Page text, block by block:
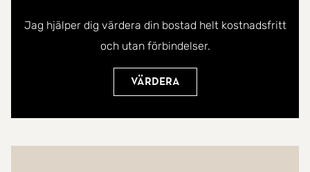
Jag hjälper dig värdera din bostad helt kostnadsfritt
och utan förbindelser.
Värdera